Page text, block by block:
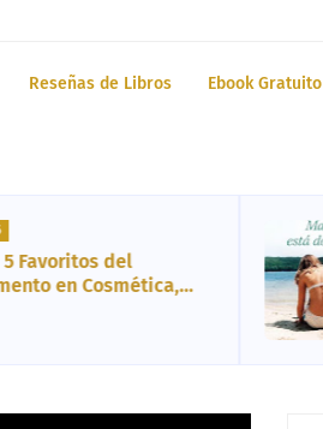
Reseñas de Libros Ebook Gratuito
Favoritos del
en Cosmética,